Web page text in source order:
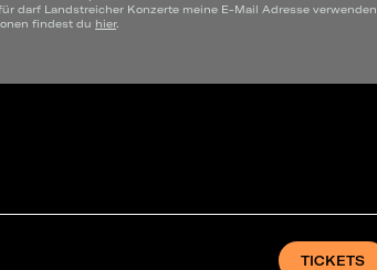
darf Landstreicher Konzerte meine E-Mail Adresse verwenden.
findest du hier.
TICKETS